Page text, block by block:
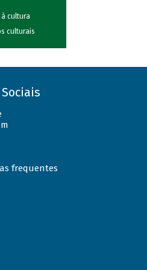
à cultura
culturais
frequentes